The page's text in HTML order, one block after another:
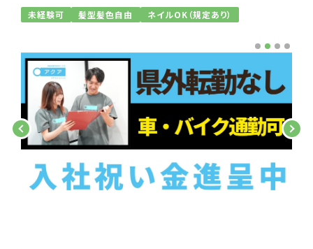
未経験可 髪型髪色自由 ネイルOK（規定あり）